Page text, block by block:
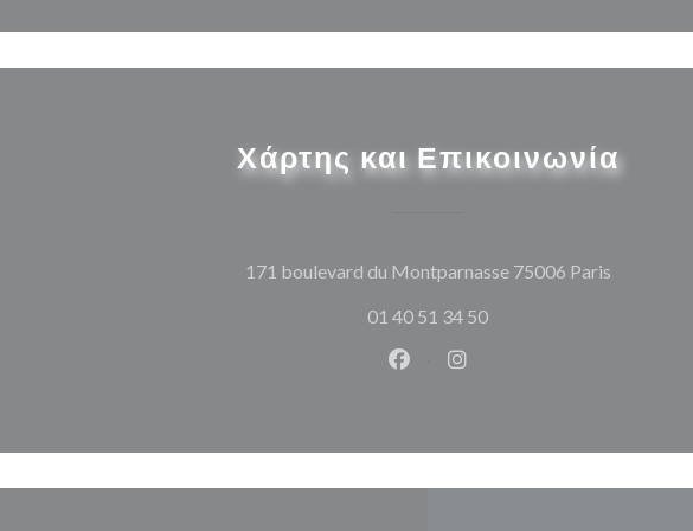
Χάρτης και Επικοινωνία
171 boulevard du Montparnasse 75006 Paris((ανοίγει
01 40 51 34 50
Facebook ((ανοίγει σε νέο
Instagram ((ανοίγει σε